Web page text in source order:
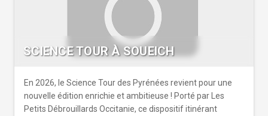
SCIENCE TOUR À SOUEICH
En 2026, le Science Tour des Pyrénées revient pour une
nouvelle édition enrichie et ambitieuse ! Porté par Les
Petits Débrouillards Occitanie, ce dispositif itinérant